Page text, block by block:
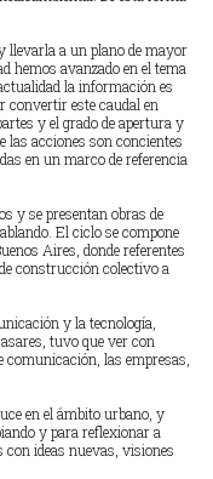
llevarla a un plano de mayor
hemos avanzado en el tema
la información es
convertir este caudal en
y el grado de apertura y
las acciones son concientes
en un marco de referencia
y se presentan obras de
El ciclo se compone
Aires, donde referentes
construcción colectivo a
y la tecnología,
tuvo que ver con
comunicación, las empresas,
en el ámbito urbano, y
y para reflexionar a
con ideas nuevas, visiones